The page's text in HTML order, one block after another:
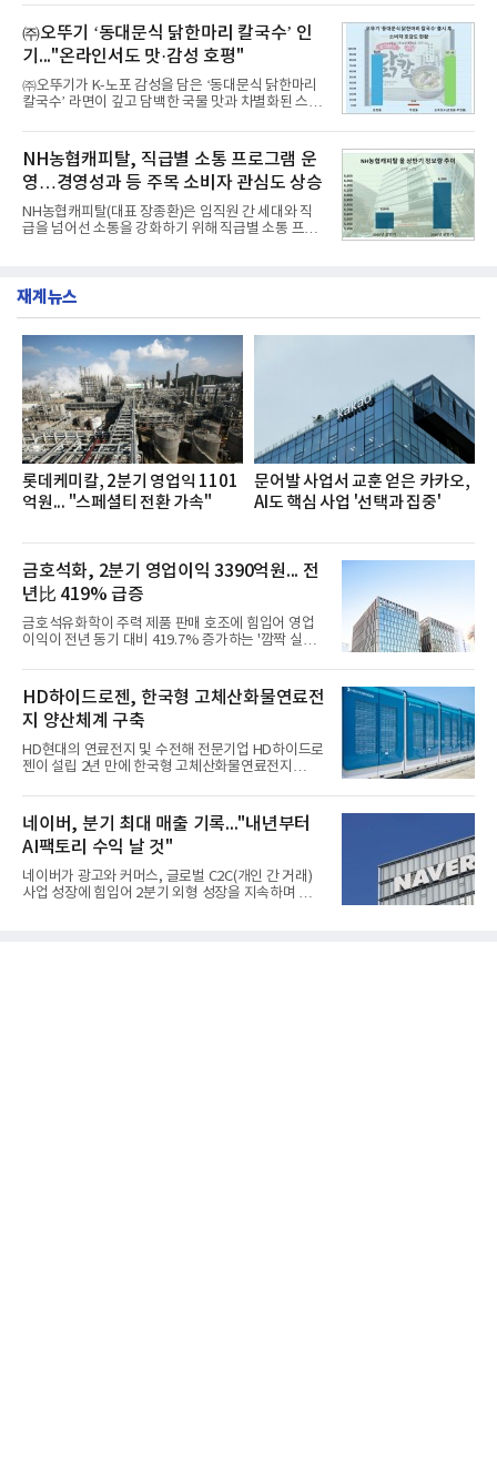
수력원자력, 한국석
떼는 6년 만에 선보이는 8세대 완전변경 모델로, ▲정
교한 선과 면을 중심으로 완성한 파격적인 디자인 ▲
과거 중형 세단 수준으로 확대된 차체 제원 ▲글로벌
최고 수준의 안전성 ▲성능과 효율을 동시에 높인 주
행 완성도 ▲첨단 편의 및 디지털 사양 적용 등을 통해
글로벌 준중형 세단의 새로운 기준을 세웠다.아반떼
는 가솔린 2.0과 1.6 하이브리드 두 가지 파워트레인
넘
㈜오뚜기 ‘동대문식 닭한마리 칼국수’ 인
기..."온라인서도 맛·감성 호평"
㈜오뚜기가 K-노포 감성을 담은 ‘동대문식 닭한마리
칼국수’ 라면이 깊고 담백한 국물 맛과 차별화된 스토
혔다.‘동대문식 닭한마리 칼국수’는 예상을 뛰어넘는
소비자 호응에 힘입어 지난 7월 13일 첫 선을 보인 지
단 18일 만에 누적 판매량 50만 개를 돌파하는 성과를
거두었다.이번 신제품은 개발진이 전국의 닭한마리
전문점을 직접 찾아 다니며 최적의 육수 비율을 완성
했다. 자극적이지 않으면서도 깊은 닭육수에 마늘의
개운한 풍미를 더했으며, 국물이 잘 배어들면서도 쫄
서도
NH농협캐피탈, 직급별 소통 프로그램 운
영…경영성과 등 주목 소비자 관심도 상승
NH농협캐피탈(대표 장종환)은 임직원 간 세대와 직
급을 넘어선 소통을 강화하기 위해 직급별 소통 프로
영지원부 홍보팀과 2026년 새로이(e)＊가 공동 주관
쳐 진행됐다.참고로 새로이(e)는 NH농협캐피탈 MZ
세대들로(과장~계장) 구성된 자율 참여조직으로, 조
직문화 혁신과 업무 효율성 향상을 위한 다양한 활동
을 추진하며,새로운 변화와 이로운 영향력을 조직전
반에 전파하는 역할
재계뉴스
롯데케미칼, 2분기 영업익 1101
억원... "스페셜티 전환 가속"
문어발 사업서 교훈 얻은 카카오,
AI도 핵심 사업 '선택과 집중'
금호석화, 2분기 영업이익 3390억원... 전
년比 419% 급증
금호석유화학이 주력 제품 판매 호조에 힘입어 영업
이익이 전년 동기 대비 419.7% 증가하는 '깜짝 실
업이익이 3390억원으로 지난해 동기보다 419.7% 증
가한 것으로 잠정 집계됐다고 7일 공시했다.매출은 2
조2682억원으로 지난해 동기 대비 27.9% 증가했다.
순이익은 3004억원으로 420.4% 늘었다.이번 호실적
은 주력 제품인 NB라텍스와 합성수지 판매 호조가 견
인한 것으로 풀이된다. 미국의 중국산 의료용 고무장
갑 관세 인상 이후 동남아 장갑업체의 가동률이 높아
성이 개선됐다.금호석유
HD하이드로젠, 한국형 고체산화물연료전
지 양산체계 구축
HD현대의 연료전지 및 수전해 전문기업 HD하이드로
젠이 설립 2년 만에 한국형 고체산화물연료전지
본격적인 시장 공략에 나선다.HD하이드로젠은 최근
한국전기안전공사(KESCO)로부터 SOFC 발전설비
‘HD250’과 ‘HD300’, 제조시설에 대한 사용전검사를
완료하고 제품 양산체계 구축했다고 밝혔다.HD250
과 HD300은 각각 249kW급과 285kW급의 중소형 발
전용 SOFC 제품이다. 이번 검사를 통해 HD하이드로
젠은 제품과 제조시설의 전기설비 안전성과 적합성을
네이버, 분기 최대 매출 기록..."내년부터
AI팩토리 수익 날 것"
네이버가 광고와 커머스, 글로벌 C2C(개인 간 거래)
사업 성장에 힘입어 2분기 외형 성장을 지속하며 역대